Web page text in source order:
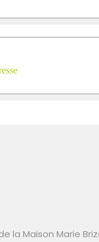
la Maison Marie